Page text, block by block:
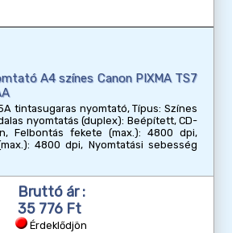
A4 színes Canon PIXMA TS7
tintasugaras nyomtató, Típus: Színes
nyomtatás (duplex): Beépített, CD-
Felbontás fekete (max.): 4800 dpi,
4800 dpi, Nyomtatási sebesség
Bruttó ár :
35 776 Ft
Érdeklődjön